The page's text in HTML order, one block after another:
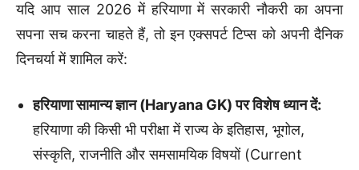
यदि आप साल 2026 में हरियाणा में सरकारी नौकरी का अपना
सपना सच करना चाहते हैं, तो इन एक्सपर्ट टिप्स को अपनी दैनिक
दिनचर्या में शामिल करें:
हरियाणा सामान्य ज्ञान (Haryana GK) पर विशेष ध्यान दें:
हरियाणा की किसी भी परीक्षा में राज्य के इतिहास, भूगोल,
संस्कृति, राजनीति और समसामयिक विषयों (Current